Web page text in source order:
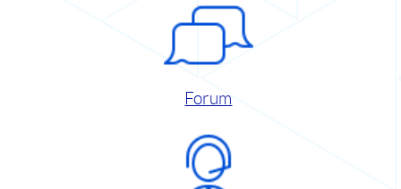
Forum